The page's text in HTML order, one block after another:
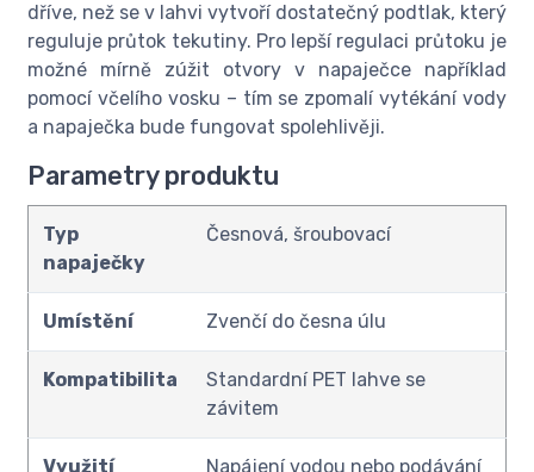
dříve, než se v lahvi vytvoří dostatečný podtlak, který
reguluje průtok tekutiny. Pro lepší regulaci průtoku je
možné mírně zúžit otvory v napaječce například
pomocí včelího vosku – tím se zpomalí vytékání vody
a napaječka bude fungovat spolehlivěji.
Parametry produktu
Typ
napaječky
Česnová, šroubovací
Umístění Zvenčí do česna úlu
Kompatibilita
Standardní PET lahve se
závitem
Využití Napájení vodou nebo podávání